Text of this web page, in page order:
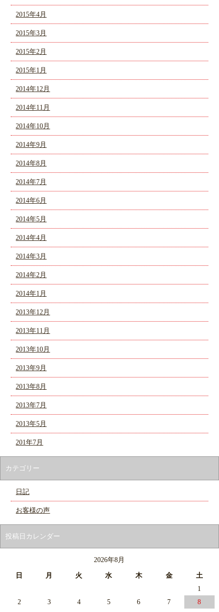
2015年4月
2015年3月
2015年2月
2015年1月
2014年12月
2014年11月
2014年10月
2014年9月
2014年8月
2014年7月
2014年6月
2014年5月
2014年4月
2014年3月
2014年2月
2014年1月
2013年12月
2013年11月
2013年10月
2013年9月
2013年8月
2013年7月
2013年5月
201年7月
カテゴリー
日記
お客様の声
投稿日カレンダー
2026年8月
日 月 火 水 木 金
土
1
2
3 4 5 6 7
8